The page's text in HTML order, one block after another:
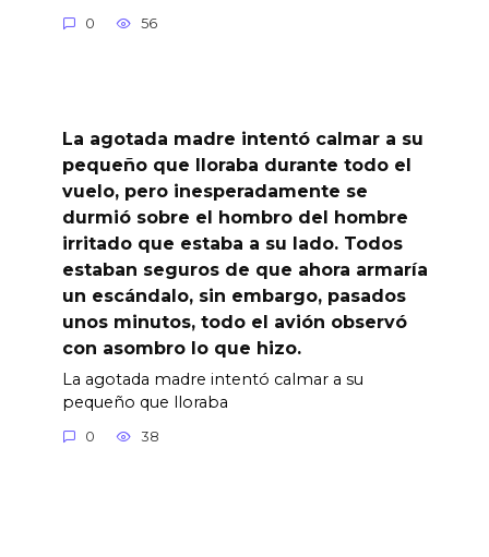
0 56
La agotada madre intentó calmar a su
pequeño que lloraba durante todo el
vuelo, pero inesperadamente se
durmió sobre el hombro del hombre
irritado que estaba a su lado. Todos
estaban seguros de que ahora armaría
un escándalo, sin embargo, pasados
unos minutos, todo el avión observó
con asombro lo que hizo.
La agotada madre intentó calmar a su
pequeño que lloraba
0 38